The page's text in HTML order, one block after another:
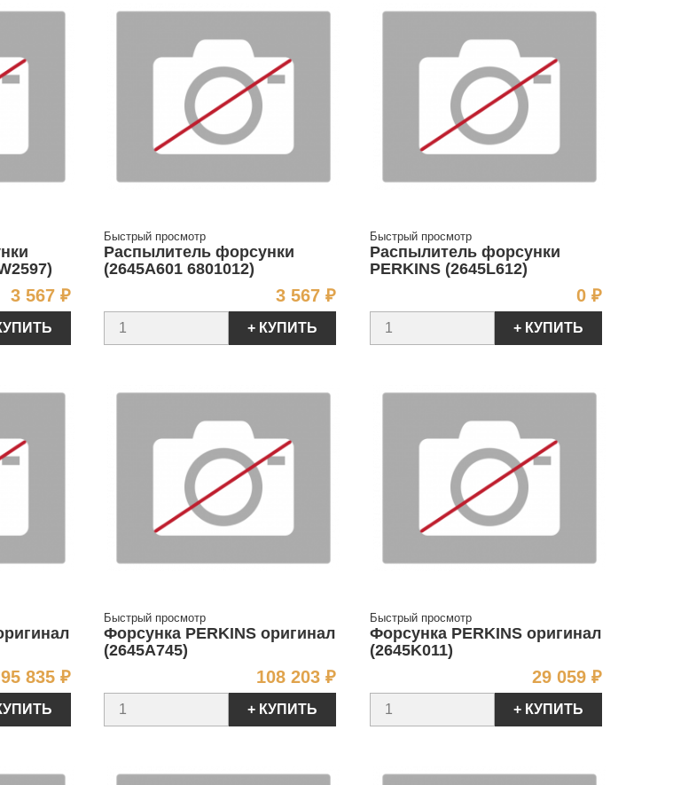
3 567 ₽Цена
Быстрый просмотр
Распылитель форсунки
(2645A601 6801012)
3 567 ₽Цена
+ КУПИТЬ
Быстрый просмотр
Распылитель форсунки
PERKINS (2645L612)
0 ₽Цена
+ КУПИТЬ
95 835 ₽Цена
Быстрый просмотр
Форсунка PERKINS оригинал
(2645A745)
108 203 ₽Цена
+ КУПИТЬ
Быстрый просмотр
Форсунка PERKINS оригинал
(2645K011)
29 059 ₽Цена
+ КУПИТЬ